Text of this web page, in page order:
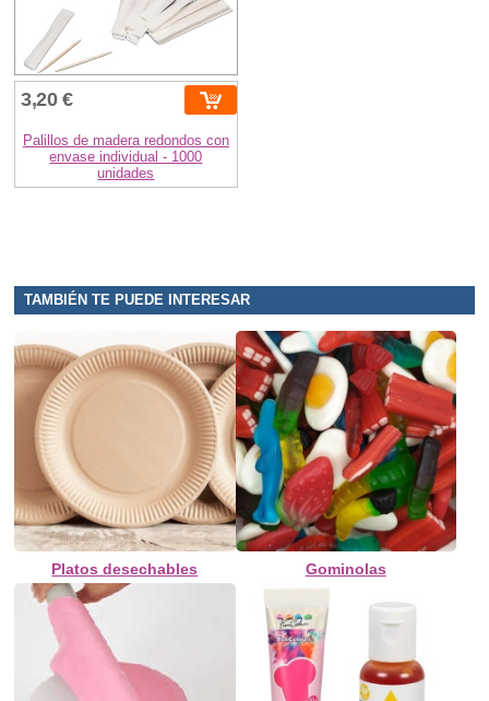
3,20 €
Palillos de madera redondos con
envase individual - 1000
unidades
TAMBIÉN TE PUEDE INTERESAR
Platos desechables Gominolas